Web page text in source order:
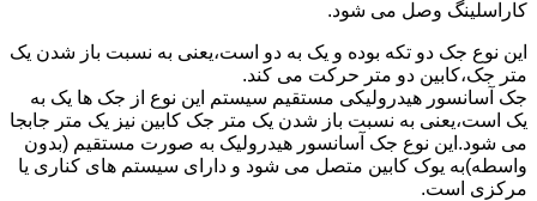
کاراسلینگ وصل می شود.
این نوع جک دو تکه بوده و یک به دو است،یعنی به نسبت باز شدن یک
متر جک،کابین دو متر حرکت می کند.
جک آسانسور هیدرولیکی مستقیم سیستم این نوع از جک ها یک به
یک است،یعنی به نسبت باز شدن یک متر جک کابین نیز یک متر جابجا
می شود.این نوع جک آسانسور هیدرولیک به صورت مستقیم (بدون
واسطه)به یوک کابین متصل می شود و دارای سیستم های کناری یا
مرکزی است.